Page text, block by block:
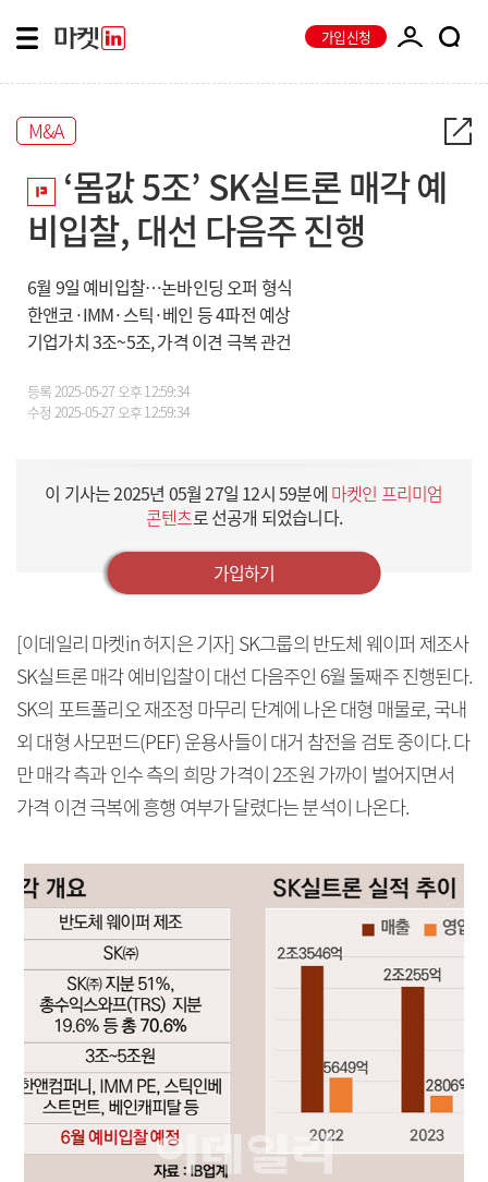
가입신청
M&A
‘몸값 5조’ SK실트론 매각 예
비입찰, 대선 다음주 진행
6월 9일 예비입찰…논바인딩 오퍼 형식
한앤코·IMM·스틱·베인 등 4파전 예상
기업가치 3조~5조, 가격 이견 극복 관건
등록2025-05-27 오후 12:59:34
수정 2025-05-27 오후 12:59:34
이 기사는2025년 05월 27일 12시 59분에 마켓인 프리미엄
콘텐츠로 선공개 되었습니다.
가입하기
[이데일리 마켓in 허지은 기자] SK그룹의 반도체 웨이퍼 제조사
SK실트론 매각 예비입찰이 대선 다음주인 6월 둘째주 진행된다.
SK의 포트폴리오 재조정 마무리 단계에 나온 대형 매물로, 국내
외 대형 사모펀드(PEF) 운용사들이 대거 참전을 검토 중이다. 다
만 매각 측과 인수 측의 희망 가격이 2조원 가까이 벌어지면서
가격 이견 극복에 흥행 여부가 달렸다는 분석이 나온다.